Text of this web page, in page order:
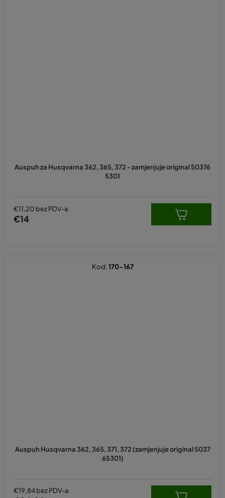
Auspuh za Husqvarna 362, 365, 372 - zamjenjuje original 50376
5301
€11,20 bez PDV-a
€14
Auspuh Husqvarna 362, 365, 371, 372 (zamjenjuje original 5037
65301)
€19,84 bez PDV-a
Kod:170-167